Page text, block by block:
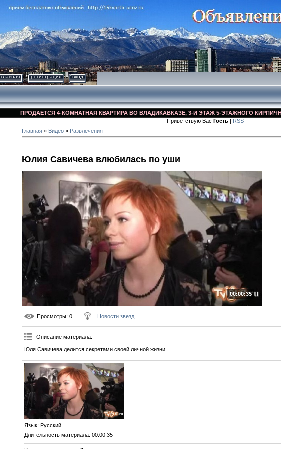
главная регистрация вход
ПРОДАЕТСЯ 4-КОМНАТНАЯ КВАРТИРА ВО ВЛАДИКАВКАЗЕ, 3-Й ЭТАЖ 5-ЭТАЖНОГО
Приветствую Вас Гость | RSS
Главная » Видео » Развлечения
Юлия Савичева влюбилась по уши
00:00:35
Просмотры: 0 Новости звезд
Описание материала:
Юля Савичева делится секретами своей личной жизни.
Язык: Русский
Длительность материала: 00:00:35